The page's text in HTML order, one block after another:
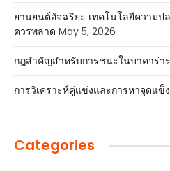
ยานยนต์อัจฉริยะ เทคโนโลยีความป
ควรพลาด May 5, 2026
กฎสำคัญสำหรับการชนะในบาคาร่า
การวิเคราะห์คู่แข่งและการหาจุดแข็
Categories